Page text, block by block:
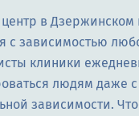
в Дзержинском
с зависимостью
клиники
людям даже
зависимости.